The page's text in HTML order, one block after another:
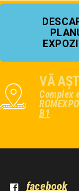
VĂ
Complex
B1
facebook